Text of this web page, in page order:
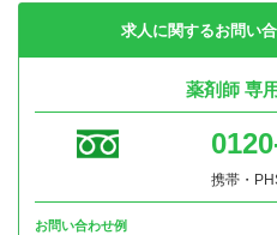
求人に関するお問い
薬剤師 専
携帯・
お問い合わせ例